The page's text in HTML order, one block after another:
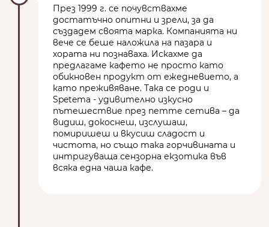
През 1999 г. се почувствахме
достатъчно опитни и зрели, за да
създадем своята марка. Компанията ни
вече се беше наложила на пазара и
хората ни познаваха. Искахме да
предлагаме кафето не просто като
обикновен продукт от ежедневието, а
като преживяване. Така се роди и
Spetema - удивително изкусно
пътешествие през петте сетива – да
видиш, докоснеш, изслушаш,
помиришеш и вкусиш сладост и
чистота, но също така горчивината и
интригуваща сензорна екзотика във
всяка една чаша кафе.